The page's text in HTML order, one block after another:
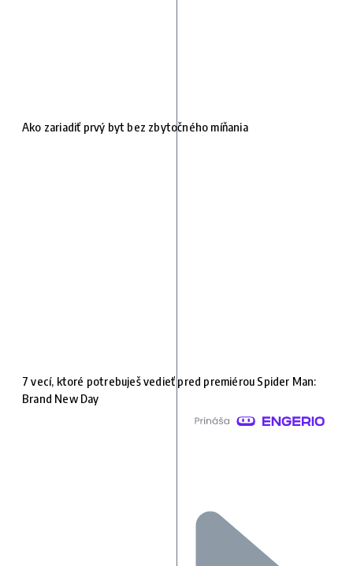
Ako zariadiť prvý byt bez zbytočného míňania
7 vecí, ktoré potrebuješ vedieť pred premiérou Spider Man:
Brand New Day